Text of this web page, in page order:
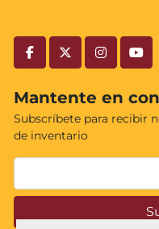
facebooktwitterinstagram
Mantente en
Subscríbete para recibir
de inventario